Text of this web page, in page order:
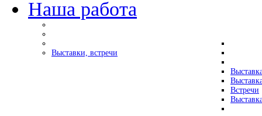
Наша работа
Выставки, встречи
Встречи